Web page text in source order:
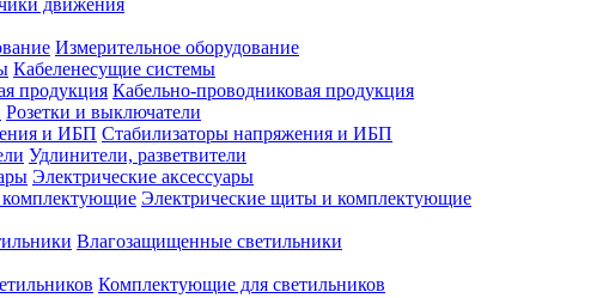
движения
Измерительное оборудование
Кабеленесущие системы
Кабельно-проводниковая продукция
Розетки и выключатели
Стабилизаторы напряжения и ИБП
Удлинители, разветвители
Электрические аксессуары
Электрические щиты и комплектующие
Влагозащищенные светильники
Комплектующие для светильников